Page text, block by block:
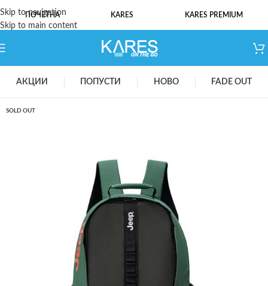
Skip to navigation
Skip to main content
ПОЧЕТНА KARES KARES PREMIUM
АКЦИИ ПОПУСТИ НОВО FADE OUT
SOLD OUT